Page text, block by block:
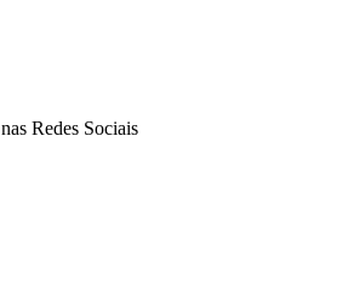
nas Redes Sociais